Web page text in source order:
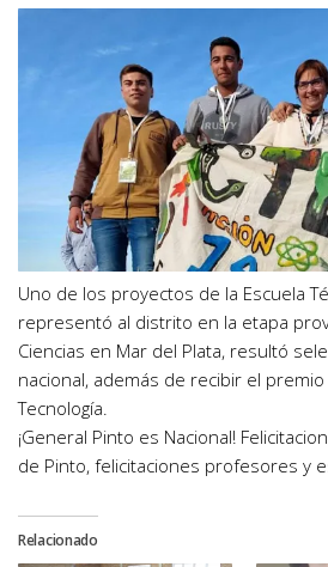
Uno de los proyectos de la Escuela
representó al distrito en la etapa
Ciencias en Mar del Plata, resultó
nacional, además de recibir el
Tecnología.
¡General Pinto es Nacional!
de Pinto, felicitaciones profesores y
Relacionado